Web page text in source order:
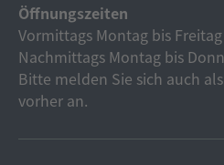
Öffnungszeiten
Vormittags Montag bis
Nachmittags Montag bis
Bitte melden Sie sich auch
vorher an.